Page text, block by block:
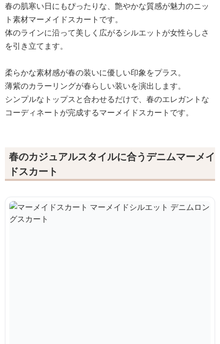
春の肌寒い日にもぴったりな、艶やかな質感が魅力のニッ
ト素材マーメイドスカートです。
体のラインに沿って美しく広がるシルエットが女性らしさ
を引き立てます。
柔らかな素材感が春の装いに優しい印象をプラス。
薄紫のカラーリングが春らしい装いを演出します。
シンプルなトップスと合わせるだけで、春のエレガントな
コーディネートが完成するマーメイドスカートです。
春のカジュアルスタイルに合うデニムマーメイ
ドスカート